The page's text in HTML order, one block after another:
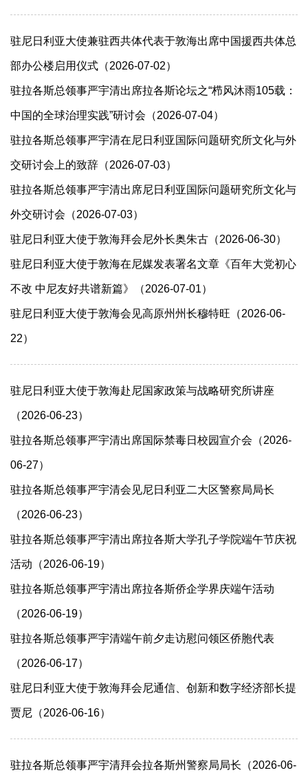
驻尼日利亚大使兼驻西共体代表于敦海出席中国援西共体总
部办公楼启用仪式（2026-07-02）
驻拉各斯总领事严宇清出席拉各斯论坛之“栉风沐雨105载：
中国的全球治理实践”研讨会（2026-07-04）
驻拉各斯总领事严宇清在尼日利亚国际问题研究所文化与外
交研讨会上的致辞（2026-07-03）
驻拉各斯总领事严宇清出席尼日利亚国际问题研究所文化与
外交研讨会（2026-07-03）
驻尼日利亚大使于敦海拜会尼外长奥朱古（2026-06-30）
驻尼日利亚大使于敦海在尼媒发表署名文章《百年大党初心
不改 中尼友好共谱新篇》（2026-07-01）
驻尼日利亚大使于敦海会见高原州州长穆特旺（2026-06-
22）
驻尼日利亚大使于敦海赴尼国家政策与战略研究所讲座
（2026-06-23）
驻拉各斯总领事严宇清出席国际禁毒日校园宣介会（2026-
06-27）
驻拉各斯总领事严宇清会见尼日利亚二大区警察局局长
（2026-06-23）
驻拉各斯总领事严宇清出席拉各斯大学孔子学院端午节庆祝
活动（2026-06-19）
驻拉各斯总领事严宇清出席拉各斯侨企学界庆端午活动
（2026-06-19）
驻拉各斯总领事严宇清端午前夕走访慰问领区侨胞代表
（2026-06-17）
驻尼日利亚大使于敦海拜会尼通信、创新和数字经济部长提
贾尼（2026-06-16）
驻拉各斯总领事严宇清拜会拉各斯州警察局局长（2026-06-